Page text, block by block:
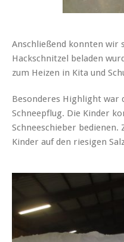
Anschließend konnten wir
Hackschnitzel beladen
zum Heizen in Kita und
Besonderes Highlight war
Schneepflug. Die Kinder
Schneeschieber bedienen.
Kinder auf den riesigen